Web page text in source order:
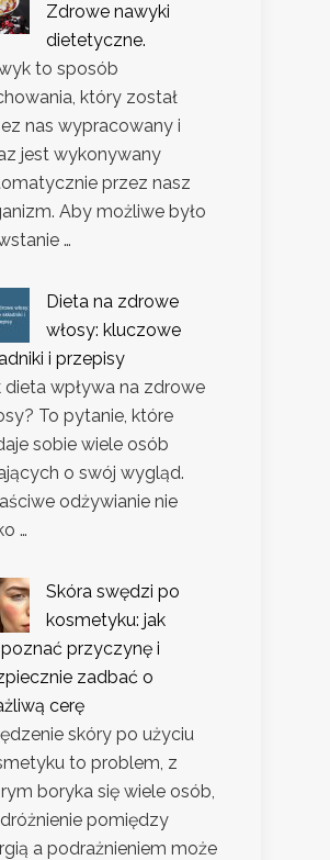
Zdrowe nawyki
dietetyczne.
to sposób
który został
nas wypracowany i
jest wykonywany
przez nasz
Aby możliwe było
…
Dieta na zdrowe
włosy: kluczowe
i przepisy
dieta wpływa na zdrowe
To pytanie, które
sobie wiele osób
o swój wygląd.
odżywianie nie
…
Skóra swędzi po
kosmetyku: jak
przyczynę i
zadbać o
cerę
skóry po użyciu
to problem, z
boryka się wiele osób,
pomiędzy
a podrażnieniem może